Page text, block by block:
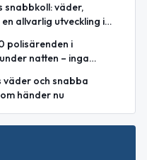
snabbkoll: väder,
allvarlig utveckling i
polisärenden i
natten – inga
väder och snabba
händer nu